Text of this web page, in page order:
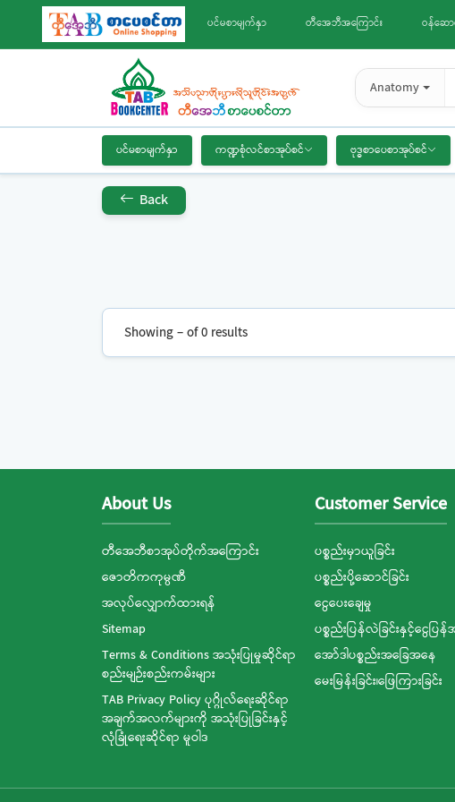
ပင်မစာမျက်နှာ တီအေဘီအကြောင်း ဝန်ဆော
Anatomy
ပင်မစာမျက်နှာ ကဏ္ဍစုံလင်စာအုပ်စင် ဗုဒ္ဓစာပေစာအုပ်စင်
Back
Showing – of 0 results
About Us
တီအေဘီစာအုပ်တိုက်အကြောင်း
ဇောတိကကုမ္ပဏီ
အလုပ်လျှောက်ထားရန်
Sitemap
Terms & Conditions အသုံးပြုမှုဆိုင်ရာ
စည်းမျဉ်းစည်းကမ်းများ
TAB Privacy Policy ပုဂ္ဂိုလ်ရေးဆိုင်ရာ
အချက်အလက်များကို အသုံးပြုခြင်းနှင့်
လုံခြုံရေးဆိုင်ရာ မူဝါဒ
Customer Service
ပစ္စည်းမှာယူခြင်း
ပစ္စည်းပို့ဆောင်ခြင်း
ငွေပေးချေမှု
ပစ္စည်းပြန်လဲခြင်းနှင့်ငွေပြန်
အော်ဒါပစ္စည်းအခြေအနေ
မေးမြန်းခြင်း၊ဖြေကြားခြင်း